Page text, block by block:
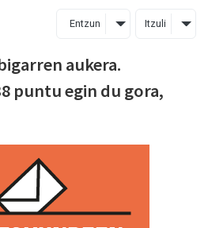
Entzun Itzuli
aukera.
puntu egin du gora,